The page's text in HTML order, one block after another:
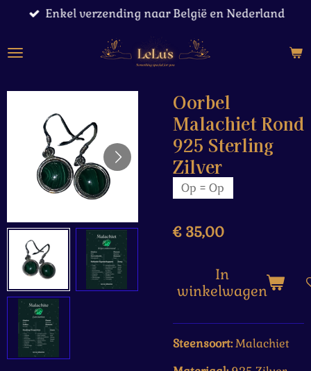
naar
Enkel verzending naar België en Nederland
Oorbel
Malachiet Rond
925 Sterling
Zilver
Op = Op
€ 35,00
In
winkelwagen
Steensoort:Malachiet